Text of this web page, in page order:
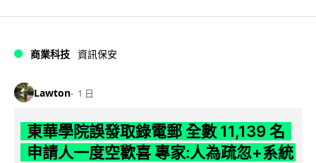
商業科技 資訊保安
Lawton 1 日
東華學院誤發取錄電郵 全數 11,139 名
申請人一度空歡喜 專家:人為疏忽+系統